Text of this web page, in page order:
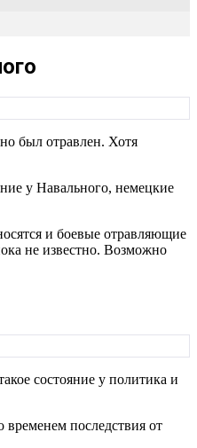
был отравлен. Хотя
у Навального, немецкие
и боевые отравляющие
не известно. Возможно
состояние у политика и
временем последствия от